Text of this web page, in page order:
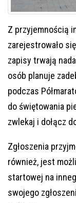
Z przyjemnością
zarejestrowało
zapisy trwają
osób planuje
podczas
do świętowania
zwlekaj i dołącz
Zgłoszenia
również, jest
startowej na
swojego